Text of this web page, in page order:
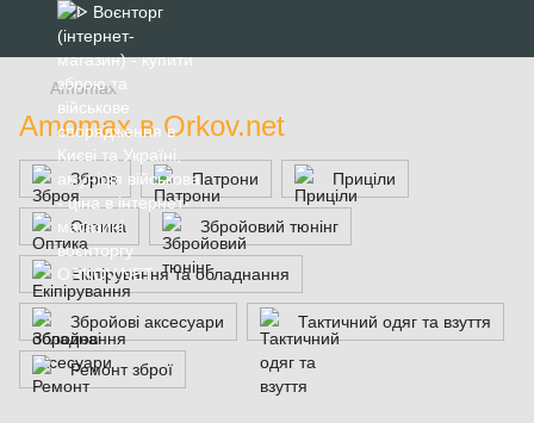
Amomax
Amomax в Orkov.net
Зброя Патрони Приціли
Оптика Збройовий тюнінг
Екіпірування та обладнання
Збройові аксесуари Тактичний одяг та взуття
Ремонт зброї